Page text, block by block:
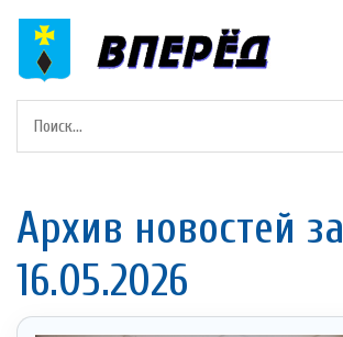
Архив новостей за
16.05.2026